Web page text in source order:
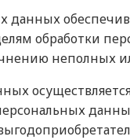
данных
обработки
неполных